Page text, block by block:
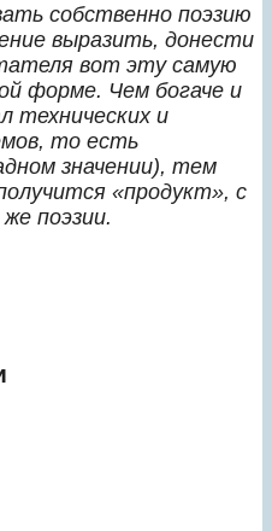
собственно поэзию
выразить, донести
вот эту самую
форме. Чем богаче и
технических и
то есть
значении), тем
«продукт», с
поэзии.